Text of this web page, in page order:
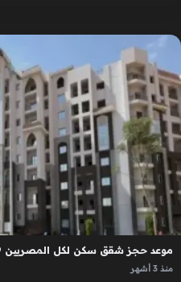
موعد حجز شقق سكن لكل المصريين 9.. أماكن الطرح وتفاصيل الأسعار
منذ 3 أشهر